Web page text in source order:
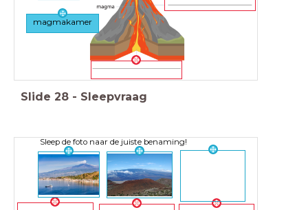
magmakamer
Slide 28 - Sleepvraag
Sleep de foto naar de juiste benaming!